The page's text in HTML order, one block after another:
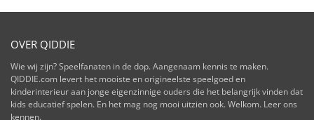
OVER QIDDIE
Wie wij zijn? Speelfanaten in de dop. Aangenaam kennis te maken.
QIDDIE.com levert het mooiste en origineelste speelgoed en
kinderinterieur aan jonge eigenzinnige ouders die het belangrijk vinden dat
kids educatief spelen. En het mag nog mooi uitzien ook. Welkom. Leer ons
kennen.